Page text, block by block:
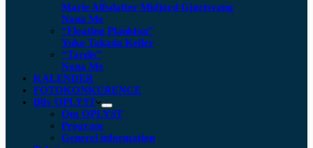
Marie Alfsdatter Midjord Gjørtsvang
Nona Me
“Floating Plankton​”
Yuko Takada Keller
“Tardis”
Nona Me
KALENDER
FOTOKONKURENCE
Bliv OPLYST
Om OPLYST
Program
Generel information